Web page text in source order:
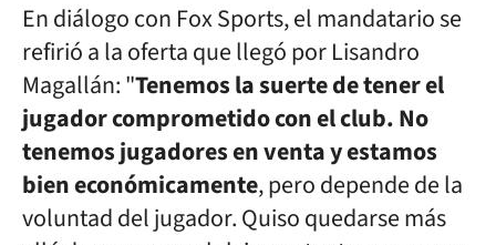
En diálogo con Fox Sports, el mandatario se
refirió a la oferta que llegó por Lisandro
Magallán: "Tenemos la suerte de tener el
jugador comprometido con el club. No
tenemos jugadores en venta y estamos
bien económicamente, pero depende de la
voluntad del jugador. Quiso quedarse más